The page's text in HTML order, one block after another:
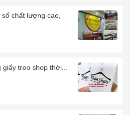
chất lượng cao,
treo shop thời...